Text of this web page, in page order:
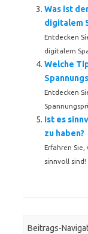
Was ist
digitalem
Entdecken
digitalem
Welche
Entdecken
Ist es
zu haben?
Erfahren
sinnvoll sind!
Beitrags-